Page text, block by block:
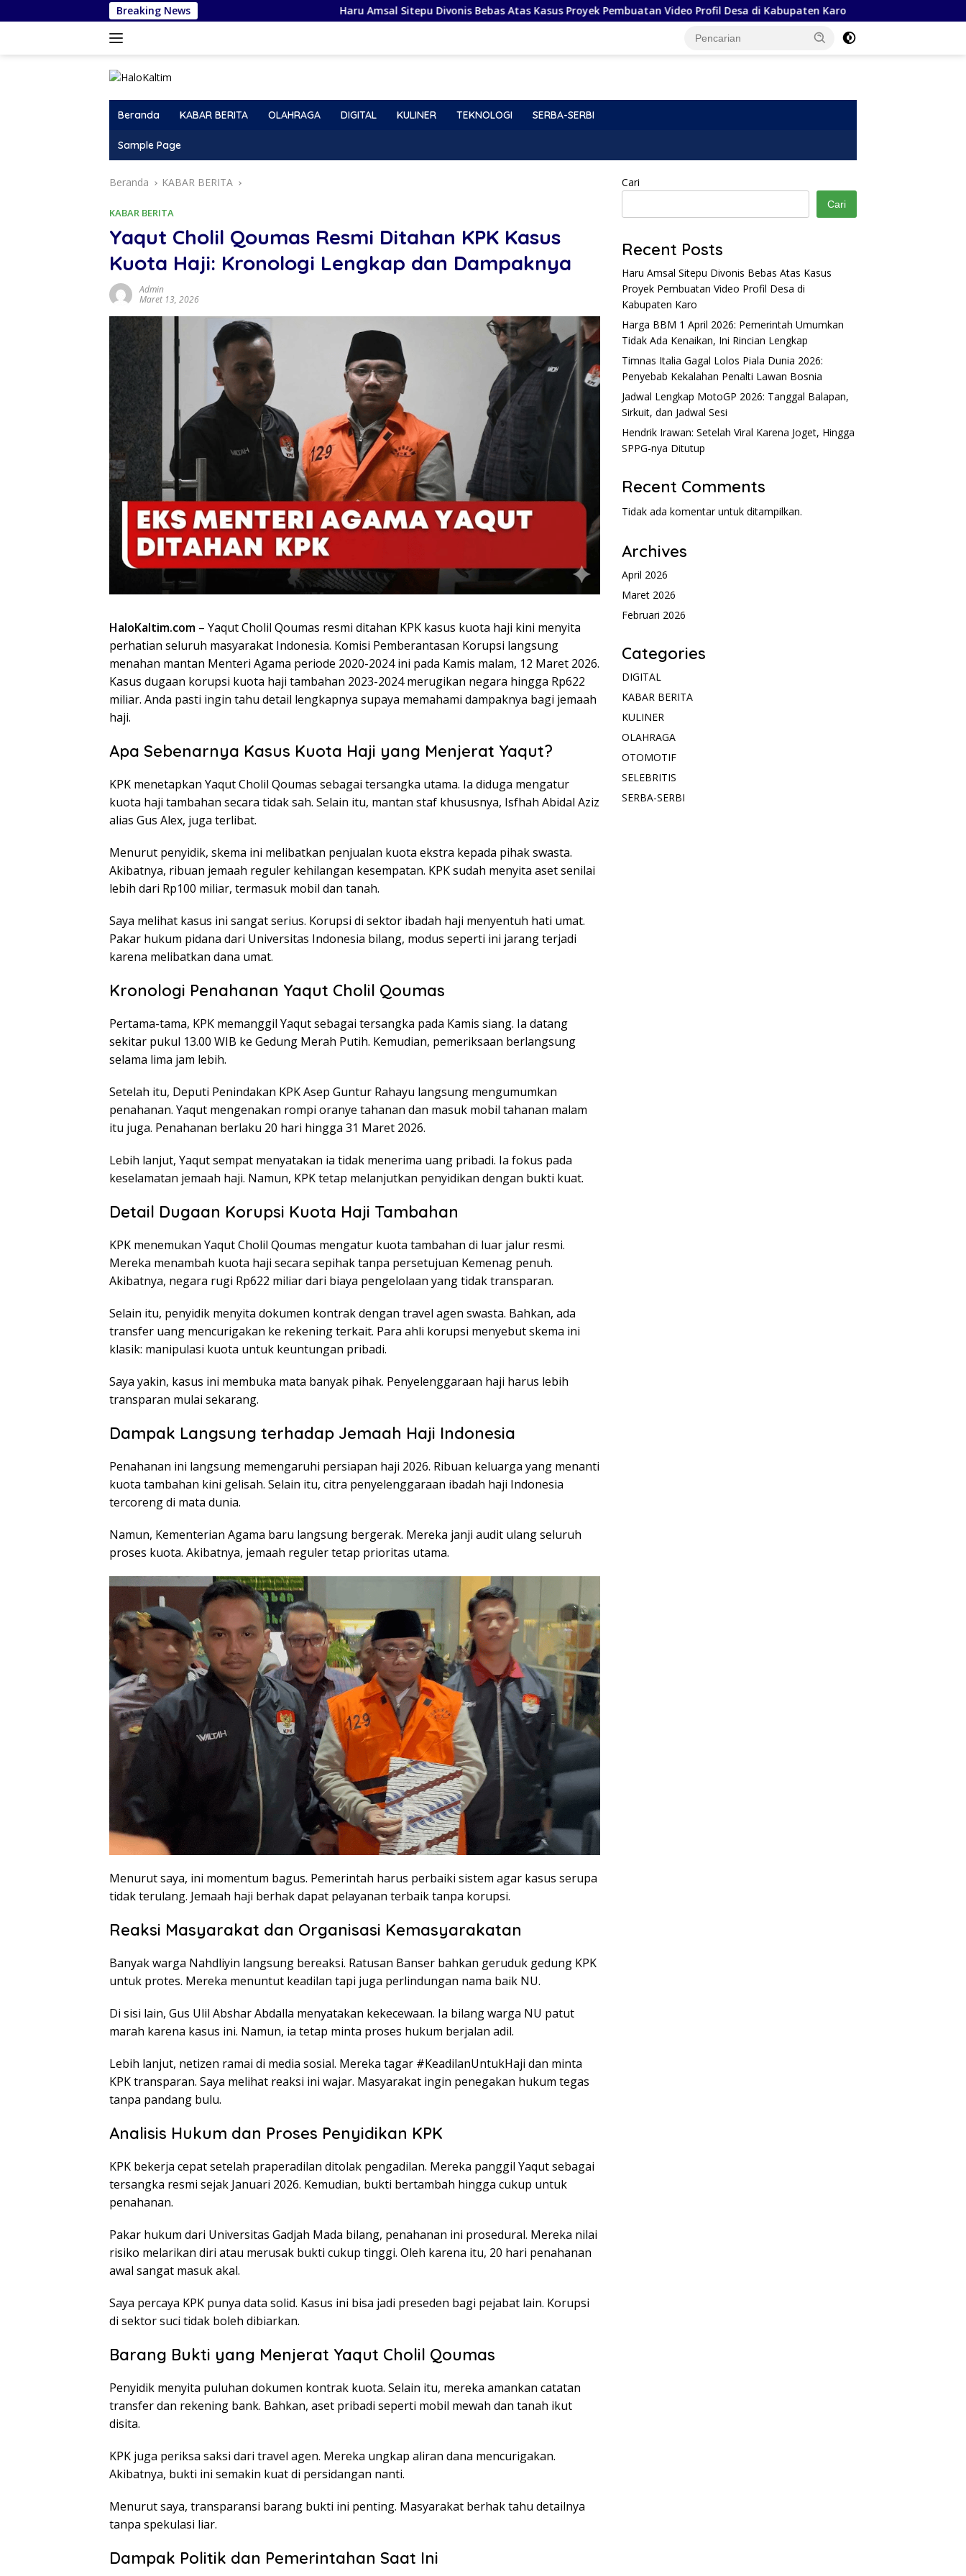
ke
Breaking News Haru Amsal Sitepu Divonis Bebas Atas Kasus Proyek Pembuatan Video Profil Desa di Kabupaten Karo Harga BBM 1 April 2026:
Beranda KABAR BERITA OLAHRAGA DIGITAL KULINER TEKNOLOGI SERBA-SERBI
Sample Page
Beranda KABAR BERITA
KABAR BERITA
Yaqut Cholil Qoumas Resmi Ditahan KPK Kasus
Kuota Haji: Kronologi Lengkap dan Dampaknya
Admin
Maret 13, 2026
HaloKaltim.com – Yaqut Cholil Qoumas resmi ditahan KPK kasus kuota haji kini menyita
perhatian seluruh masyarakat Indonesia. Komisi Pemberantasan Korupsi langsung
menahan mantan Menteri Agama periode 2020-2024 ini pada Kamis malam, 12 Maret 2026.
Kasus dugaan korupsi kuota haji tambahan 2023-2024 merugikan negara hingga Rp622
miliar. Anda pasti ingin tahu detail lengkapnya supaya memahami dampaknya bagi jemaah
haji.
Apa Sebenarnya Kasus Kuota Haji yang Menjerat Yaqut?
KPK menetapkan Yaqut Cholil Qoumas sebagai tersangka utama. Ia diduga mengatur
kuota haji tambahan secara tidak sah. Selain itu, mantan staf khususnya, Isfhah Abidal Aziz
alias Gus Alex, juga terlibat.
Menurut penyidik, skema ini melibatkan penjualan kuota ekstra kepada pihak swasta.
Akibatnya, ribuan jemaah reguler kehilangan kesempatan. KPK sudah menyita aset senilai
lebih dari Rp100 miliar, termasuk mobil dan tanah.
Saya melihat kasus ini sangat serius. Korupsi di sektor ibadah haji menyentuh hati umat.
Pakar hukum pidana dari Universitas Indonesia bilang, modus seperti ini jarang terjadi
karena melibatkan dana umat.
Kronologi Penahanan Yaqut Cholil Qoumas
Pertama-tama, KPK memanggil Yaqut sebagai tersangka pada Kamis siang. Ia datang
sekitar pukul 13.00 WIB ke Gedung Merah Putih. Kemudian, pemeriksaan berlangsung
selama lima jam lebih.
Setelah itu, Deputi Penindakan KPK Asep Guntur Rahayu langsung mengumumkan
penahanan. Yaqut mengenakan rompi oranye tahanan dan masuk mobil tahanan malam
itu juga. Penahanan berlaku 20 hari hingga 31 Maret 2026.
Lebih lanjut, Yaqut sempat menyatakan ia tidak menerima uang pribadi. Ia fokus pada
keselamatan jemaah haji. Namun, KPK tetap melanjutkan penyidikan dengan bukti kuat.
Detail Dugaan Korupsi Kuota Haji Tambahan
KPK menemukan Yaqut Cholil Qoumas mengatur kuota tambahan di luar jalur resmi.
Mereka menambah kuota haji secara sepihak tanpa persetujuan Kemenag penuh.
Akibatnya, negara rugi Rp622 miliar dari biaya pengelolaan yang tidak transparan.
Selain itu, penyidik menyita dokumen kontrak dengan travel agen swasta. Bahkan, ada
transfer uang mencurigakan ke rekening terkait. Para ahli korupsi menyebut skema ini
klasik: manipulasi kuota untuk keuntungan pribadi.
Saya yakin, kasus ini membuka mata banyak pihak. Penyelenggaraan haji harus lebih
transparan mulai sekarang.
Dampak Langsung terhadap Jemaah Haji Indonesia
Penahanan ini langsung memengaruhi persiapan haji 2026. Ribuan keluarga yang menanti
kuota tambahan kini gelisah. Selain itu, citra penyelenggaraan ibadah haji Indonesia
tercoreng di mata dunia.
Namun, Kementerian Agama baru langsung bergerak. Mereka janji audit ulang seluruh
proses kuota. Akibatnya, jemaah reguler tetap prioritas utama.
Menurut saya, ini momentum bagus. Pemerintah harus perbaiki sistem agar kasus serupa
tidak terulang. Jemaah haji berhak dapat pelayanan terbaik tanpa korupsi.
Reaksi Masyarakat dan Organisasi Kemasyarakatan
Banyak warga Nahdliyin langsung bereaksi. Ratusan Banser bahkan geruduk gedung KPK
untuk protes. Mereka menuntut keadilan tapi juga perlindungan nama baik NU.
Di sisi lain, Gus Ulil Abshar Abdalla menyatakan kekecewaan. Ia bilang warga NU patut
marah karena kasus ini. Namun, ia tetap minta proses hukum berjalan adil.
Lebih lanjut, netizen ramai di media sosial. Mereka tagar #KeadilanUntukHaji dan minta
KPK transparan. Saya melihat reaksi ini wajar. Masyarakat ingin penegakan hukum tegas
tanpa pandang bulu.
Analisis Hukum dan Proses Penyidikan KPK
KPK bekerja cepat setelah praperadilan ditolak pengadilan. Mereka panggil Yaqut sebagai
tersangka resmi sejak Januari 2026. Kemudian, bukti bertambah hingga cukup untuk
penahanan.
Pakar hukum dari Universitas Gadjah Mada bilang, penahanan ini prosedural. Mereka nilai
risiko melarikan diri atau merusak bukti cukup tinggi. Oleh karena itu, 20 hari penahanan
awal sangat masuk akal.
Saya percaya KPK punya data solid. Kasus ini bisa jadi preseden bagi pejabat lain. Korupsi
di sektor suci tidak boleh dibiarkan.
Barang Bukti yang Menjerat Yaqut Cholil Qoumas
Penyidik menyita puluhan dokumen kontrak kuota. Selain itu, mereka amankan catatan
transfer dan rekening bank. Bahkan, aset pribadi seperti mobil mewah dan tanah ikut
disita.
KPK juga periksa saksi dari travel agen. Mereka ungkap aliran dana mencurigakan.
Akibatnya, bukti ini semakin kuat di persidangan nanti.
Menurut saya, transparansi barang bukti ini penting. Masyarakat berhak tahu detailnya
tanpa spekulasi liar.
Dampak Politik dan Pemerintahan Saat Ini
Cari
Cari
Recent Posts
Haru Amsal Sitepu Divonis Bebas Atas Kasus
Proyek Pembuatan Video Profil Desa di
Kabupaten Karo
Harga BBM 1 April 2026: Pemerintah Umumkan
Tidak Ada Kenaikan, Ini Rincian Lengkap
Timnas Italia Gagal Lolos Piala Dunia 2026:
Penyebab Kekalahan Penalti Lawan Bosnia
Jadwal Lengkap MotoGP 2026: Tanggal Balapan,
Sirkuit, dan Jadwal Sesi
Hendrik Irawan: Setelah Viral Karena Joget, Hingga
SPPG-nya Ditutup
Recent Comments
Tidak ada komentar untuk ditampilkan.
Archives
April 2026
Maret 2026
Februari 2026
Categories
DIGITAL
KABAR BERITA
KULINER
OLAHRAGA
OTOMOTIF
SELEBRITIS
SERBA-SERBI